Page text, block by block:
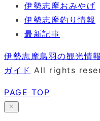
伊勢志摩おみやげ
伊勢志摩釣り情報
最新記事
伊勢志摩鳥羽の観光情
ガイド All rights
PAGE TOP